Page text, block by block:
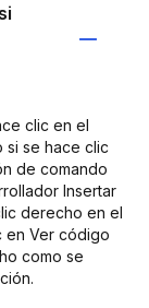
clic en el
si se hace clic
de comando
Insertar
derecho en el
en Ver código
como se